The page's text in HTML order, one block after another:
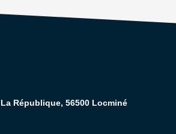
République, 56500 Locminé